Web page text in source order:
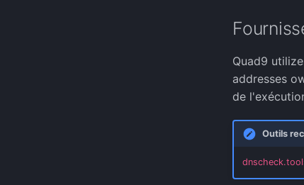
Quad9
addresses
de
Outils